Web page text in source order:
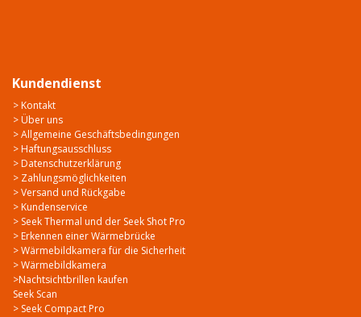
Kundendienst
> Kontakt
> Über uns
> Allgemeine Geschäftsbedingungen
> Haftungsausschluss
> Datenschutzerklärung
> Zahlungsmöglichkeiten
> Versand und Rückgabe
> Kundenservice
> Seek Thermal und der Seek Shot Pro
> Erkennen einer Wärmebrücke
> Wärmebildkamera für die Sicherheit
> Wärmebildkamera
>Nachtsichtbrillen kaufen
Seek Scan
> Seek Compact Pro